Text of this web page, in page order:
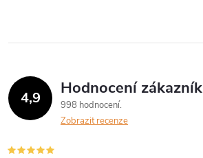
4,9 Hodnocení
998 hodnocení
Zobrazit recenze